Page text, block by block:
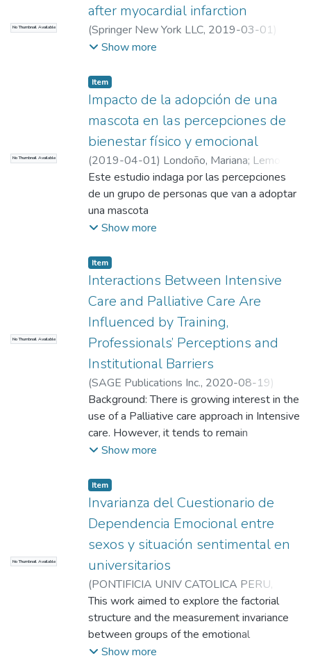
No Thumbnail Available
after myocardial infarction
(Springer New York LLC, 2019-03-01
Lemos, Mariantonia
Humanidades
Show more
No Thumbnail Available
Item
Impacto de la adopción de una
mascota en las percepciones de
bienestar físico y emocional
(2019-04-01) Londoño, Mariana; Lemos-
Hoyos, Mariantonia; Orejuela, J.;Londoño,
Mariana;Lemos-Hoyos, Mariantonia;
Orejuela, J.;Universidad EAFIT.
Departamento de Humanidades
Este estudio indaga por las percepciones
de un grupo de personas que van a adoptar
una mascota
Show more
No Thumbnail Available
Item
Interactions Between Intensive
Care and Palliative Care Are
Influenced by Training,
Professionals’ Perceptions and
Institutional Barriers
(SAGE Publications Inc., 2020-08-19)
Roman, J.;Roman, J.;Universidad EAFIT.
Departamento de Humanidades ;Estudios
en Psicología
Background: There is growing interest in the
use of a Palliative care approach in Intensive
care. However, it tends to remain
inconsistent, infrequent or non-existent, as
physicians. This study sought to explore the
perceptions, level of knowledge, perceived
barriers, and practices of physicians
regarding palliative care practices (PC) in
Intensive Care Units (ICU). Methods:
Descriptive-correlational study. Participating
physicians working in ICU in Colombia (n =
101) completed an ad hoc questionnaire
that included subscales of perceptions,
knowledge, perceived barriers, and PC
practices in ICU. A Structural Equation
Show more
No Thumbnail Available
Item
Invarianza del Cuestionario de
Dependencia Emocional entre
sexos y situación sentimental en
universitarios
(PONTIFICIA UNIV CATOLICA PERU,
2019-01-01)Lemos, M;Vasquez-Villegas,
C;Roman-Calderon, JP;Lemos, M;Vasquez-
Villegas, C;Roman-Calderon, JP;
Universidad EAFIT. Departamento de
This work aimed to explore the factorial
structure and the measurement invariance
between groups of the emotional
dependence questionnaire (EDQ).
Show more